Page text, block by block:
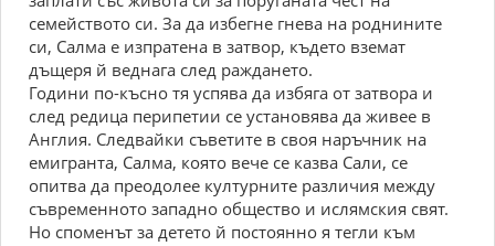
семейството си. За да избегне гнева на роднините
си, Салма е изпратена в затвор, където вземат
дъщеря й веднага след раждането.
Години по-късно тя успява да избяга от затвора и
след редица перипетии се установява да живее в
Англия. Следвайки съветите в своя наръчник на
емигранта, Салма, която вече се казва Сали, се
опитва да преодолее културните различия между
съвременното западно общество и ислямския свят.
Но споменът за детето й постоянно я тегли към